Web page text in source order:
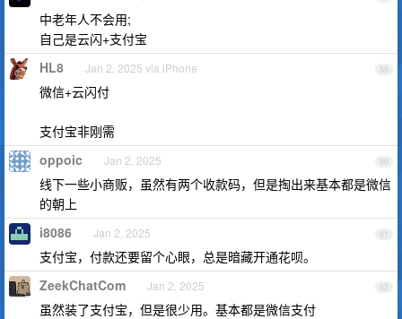
中老年人不会用;
自己是云闪+支付宝
59
HL8 Jan 2, 2025 via iPhone
微信+云闪付
支付宝非刚需
60
oppoic Jan 2, 2025
线下一些小商贩，虽然有两个收款码，但是掏出来基本都是微信
的朝上
61
i8086 Jan 2, 2025
支付宝，付款还要留个心眼，总是暗藏开通花呗。
62
ZeekChatCom Jan 2, 2025
虽然装了支付宝，但是很少用。基本都是微信支付